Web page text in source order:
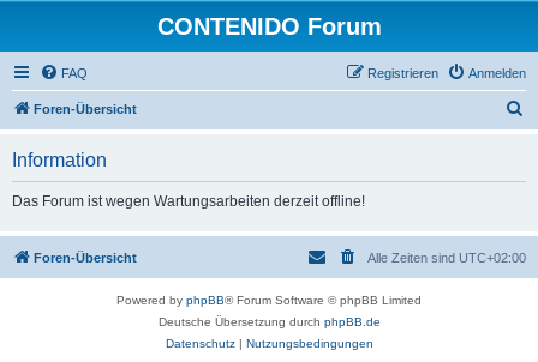
CONTENIDO Forum
FAQ Anmelden
Registrieren
Foren-Übersicht
Information
Das Forum ist wegen Wartungsarbeiten derzeit offline!
Foren-Übersicht Alle Zeiten sind UTC+02:00
Powered by phpBB® Forum Software © phpBB Limited
Deutsche Übersetzung durch phpBB.de
Datenschutz| Nutzungsbedingungen